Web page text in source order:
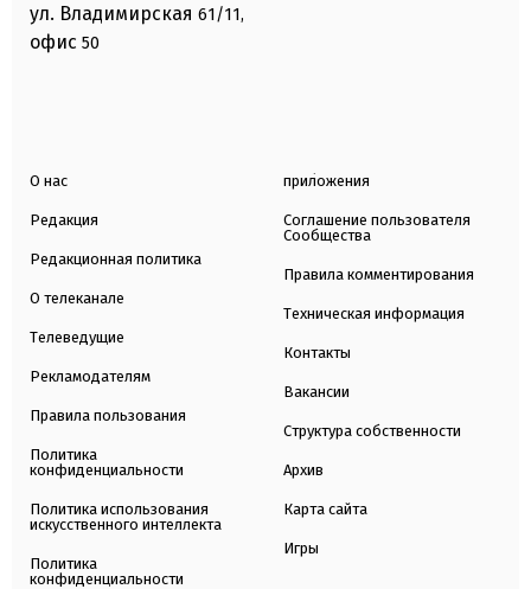
ул. Владимирская 61/11,
офис 50
О нас
Редакция
Редакционная политика
О телеканале
Телеведущие
Рекламодателям
Правила пользования
Политика
конфиденциальности
Политика использования
искусственного интеллекта
Политика
конфиденциальности
приложения
Соглашение пользователя
Сообщества
Правила комментирования
Техническая информация
Контакты
Вакансии
Структура собственности
Архив
Карта сайта
Игры